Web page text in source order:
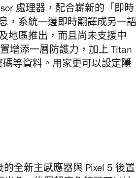
處理器，配合嶄新的「即時
，系統一邊即時翻譯成另一語
地區推出，而且尚未支援中
增添一層防護力，加上 Titan
等資料。用家更可以設定隱
全新主感應器與 Pixel 5 後置